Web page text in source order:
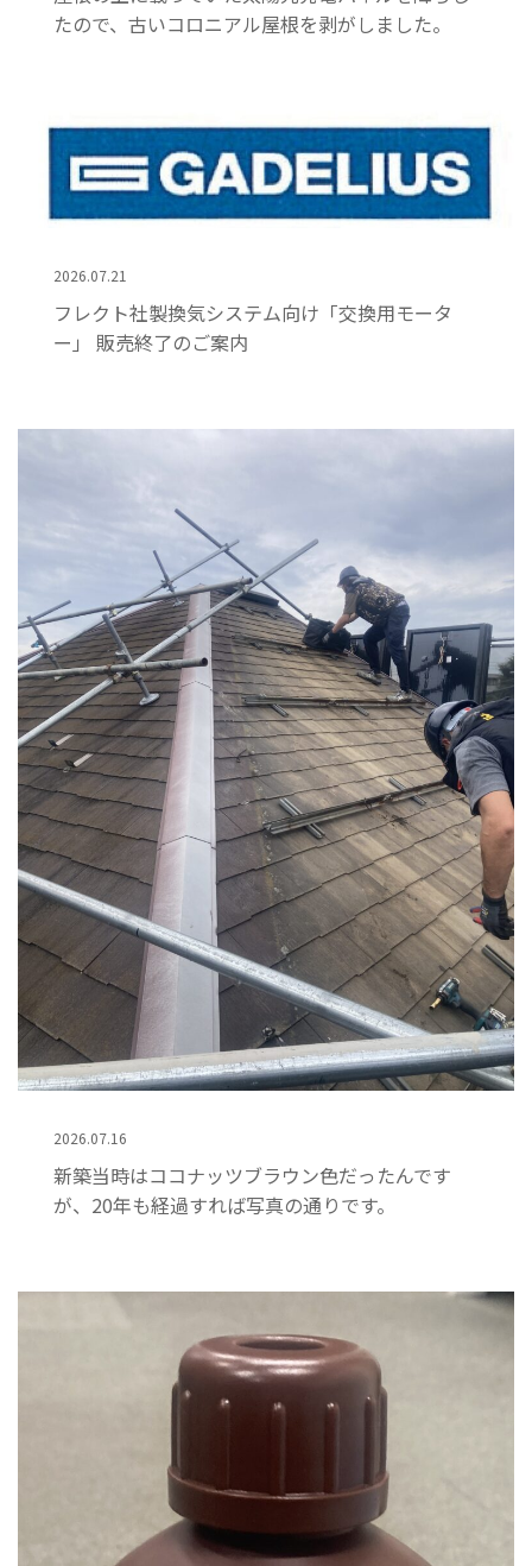
たので、古いコロニアル屋根を剥がしました。
2026.07.21
フレクト社製換気システム向け「交換用モータ
ー」 販売終了のご案内
2026.07.16
新築当時はココナッツブラウン色だったんです
が、20年も経過すれば写真の通りです。